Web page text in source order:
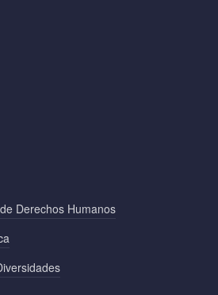
Derechos Humanos